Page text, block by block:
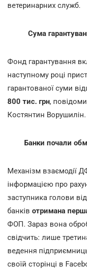
ветеринарних служб.
Сума
Фонд гарантування
наступному році
гарантованої суми
800 тис. грн,
Костянтин Ворушилін.
Банки почали
Механізм взаємодії
інформацією про
заступника голови
банків отримана
ФОП. Зараз вона
свідчить: лише
ведення
своїй сторінці в